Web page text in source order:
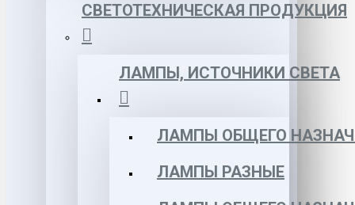
СВЕТОТЕХНИЧЕСКАЯ ПРОДУКЦИЯ
ЛАМПЫ, ИСТОЧНИКИ СВЕТА
ЛАМПЫ ОБЩЕГО
ЛАМПЫ РАЗНЫЕ